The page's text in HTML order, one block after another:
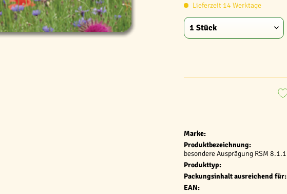
Marke:
Produktbezeichnung:
besondere Ausprägung RSM 8.1.1
Produkttyp:
Packungsinhalt ausreichend für:
EAN:
Lieferzeit 14 Werktage